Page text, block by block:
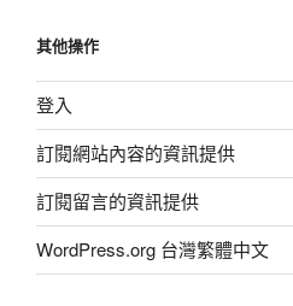
其他操作
登入
訂閱網站內容的資訊提供
訂閱留言的資訊提供
WordPress.org 台灣繁體中文